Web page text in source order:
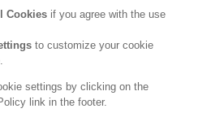
Cookies if you agree with the use
to customize your cookie
settings by clicking on the
link in the footer.